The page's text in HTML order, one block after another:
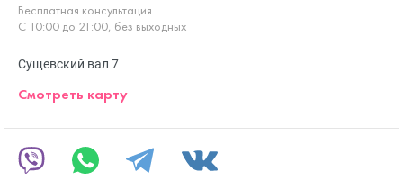
Бесплатная консультация
С 10:00 до 21:00, без выходных
Сущевский вал 7
Смотреть карту